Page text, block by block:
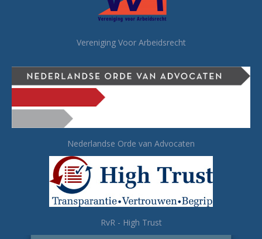
Vereniging Voor Arbeidsrecht
Nederlandse Orde van Advocaten
RvR - High Trust